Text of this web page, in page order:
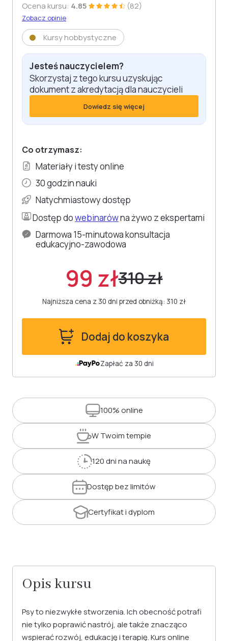
Ocena kursu: 4.85 (82)
Zobacz opinie
Kursy hobbystyczne
Jesteś nauczycielem?
Skorzystaj z tego kursu uzyskując
dokument z akredytacją dla nauczycieli
Dowiedz się więcej
Co otrzymasz:
Materiały i testy online
30 godzin nauki
Natychmiastowy dostęp
Dostęp dowebinarówna żywo z ekspertami
Darmowa 15-minutowa konsultacja
edukacyjno-zawodowa
99 zł310 zł
Najniższa cena z 30 dni przed obniżką: 310 zł
Dodaj do koszyka
Zapłać za 30 dni
100%online
W Twoimtempie
120 dnina naukę
Dostępbez limitów
Certyfikati dyplom
Opis kursu
Psy to niezwykłe stworzenia. Ich obecność potrafi
nie tylko poprawić nastrój, ale także znacząco
wspierać rozwój, edukację i terapię. Kurs online